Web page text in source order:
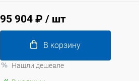
95 904 ₽ / шт
В корзину
Нашли дешевле